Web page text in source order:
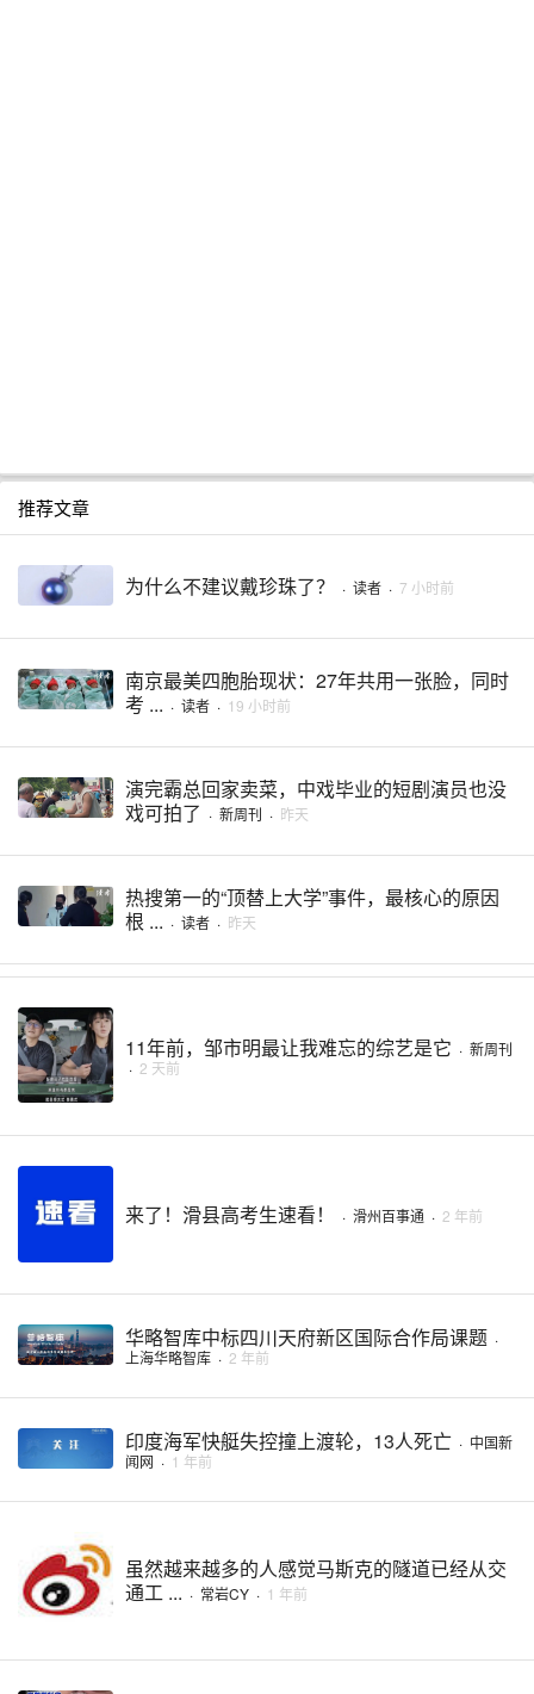
推荐文章
为什么不建议戴珍珠了？ · 读者 · 7 小时前
南京最美四胞胎现状：27年共用一张脸，同时
考 ... · 读者 · 19 小时前
演完霸总回家卖菜，中戏毕业的短剧演员也没
戏可拍了 · 新周刊 · 昨天
热搜第一的“顶替上大学”事件，最核心的原因
根 ... · 读者 · 昨天
11年前，邹市明最让我难忘的综艺是它 · 新周刊
· 2 天前
来了！滑县高考生速看！ · 滑州百事通 · 2 年前
华略智库中标四川天府新区国际合作局课题 ·
上海华略智库 · 2 年前
印度海军快艇失控撞上渡轮，13人死亡 · 中国新
闻网 · 1 年前
虽然越来越多的人感觉马斯克的隧道已经从交
通工 ... · 常岩CY · 1 年前